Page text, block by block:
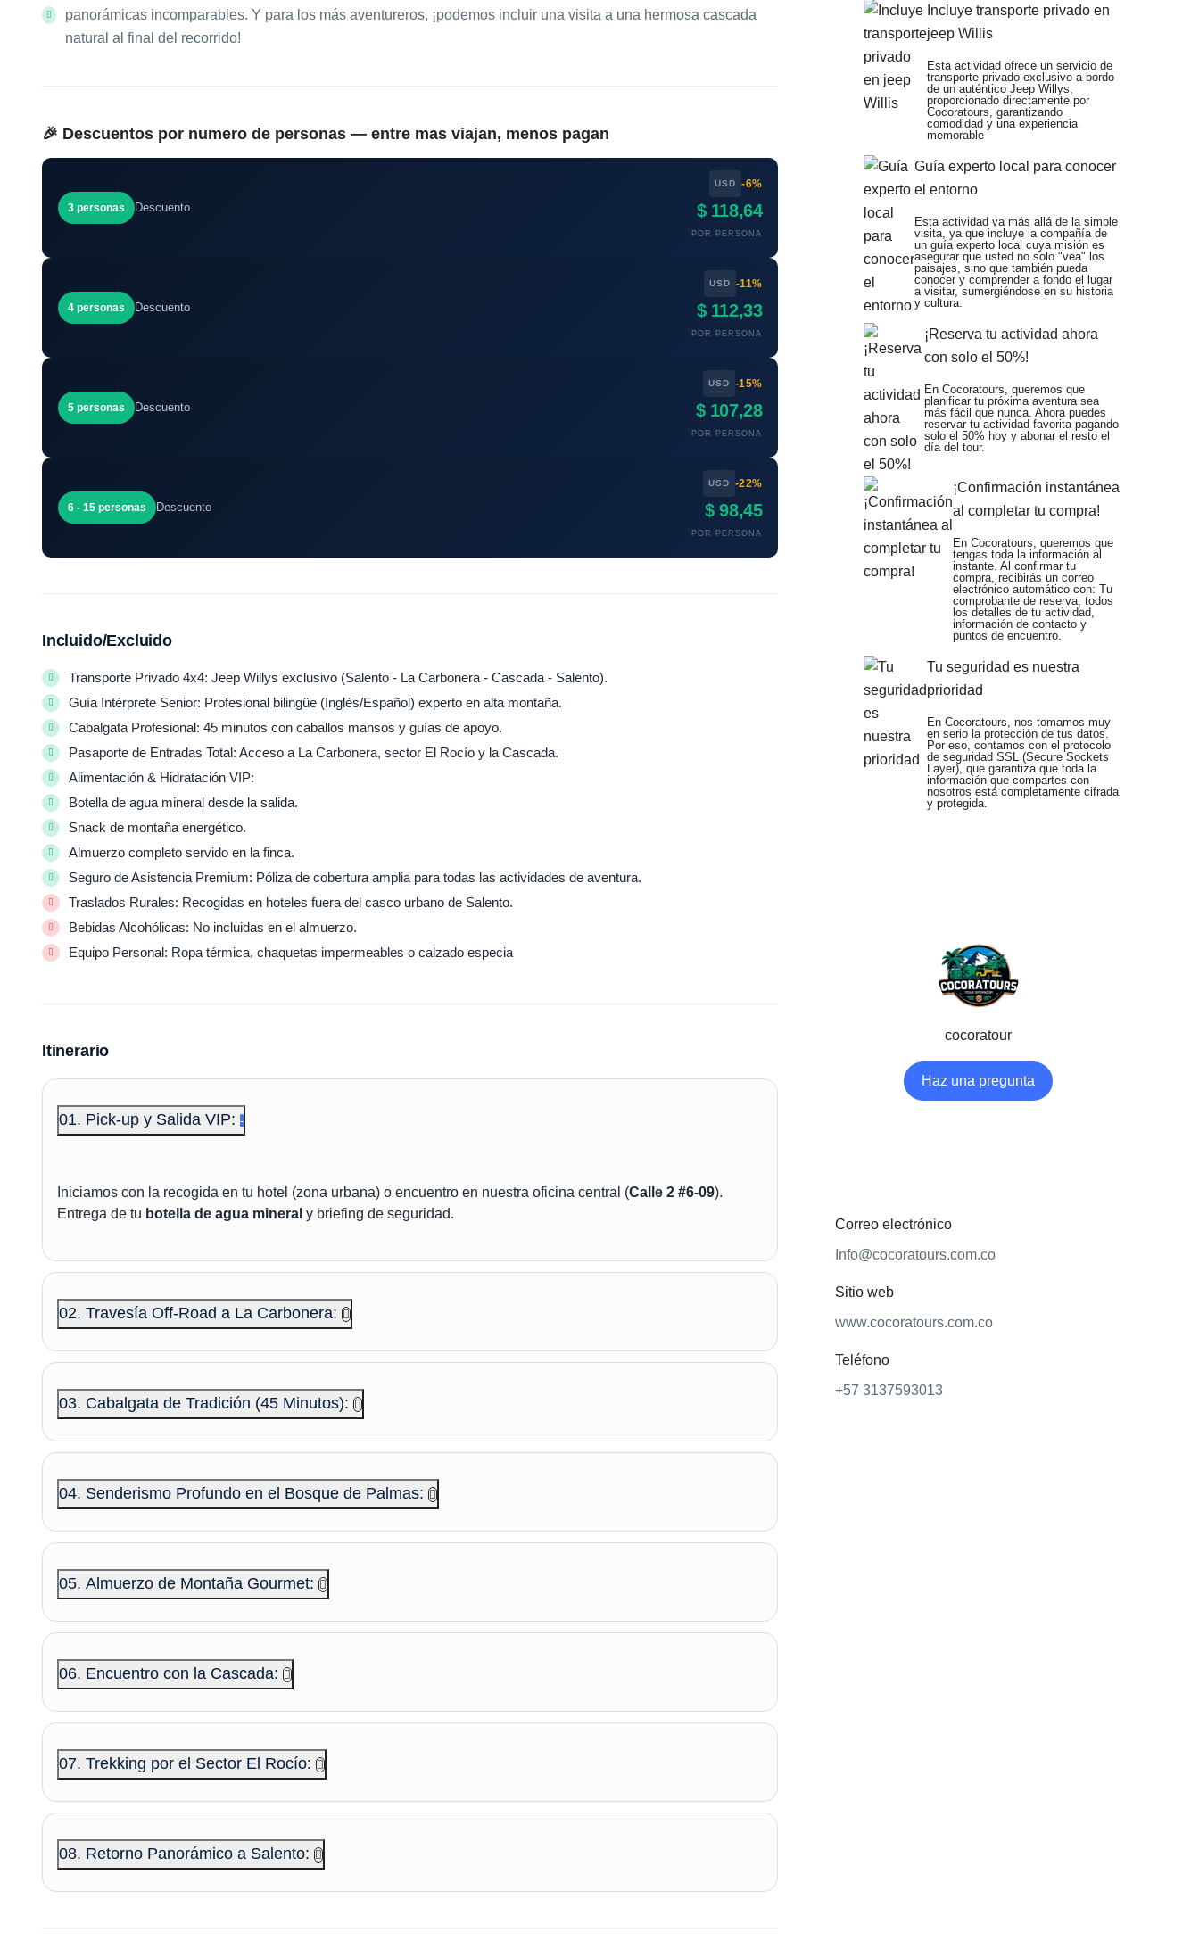
panorámicas incomparables. Y para los más aventureros, ¡podemos incluir una visita a una hermosa cascada
natural al final del recorrido!
🎉 Descuentos por numero de personas — entre mas viajan, menos pagan
3 personas Descuento
USD -6%
$ 118,64
POR PERSONA
4 personas Descuento
USD -11%
$ 112,33
POR PERSONA
5 personas Descuento
USD -15%
$ 107,28
POR PERSONA
6 - 15 personas Descuento
USD -22%
$ 98,45
POR PERSONA
Incluido/Excluido
Transporte Privado 4x4: Jeep Willys exclusivo (Salento - La Carbonera - Cascada - Salento).
Guía Intérprete Senior: Profesional bilingüe (Inglés/Español) experto en alta montaña.
Cabalgata Profesional: 45 minutos con caballos mansos y guías de apoyo.
Pasaporte de Entradas Total: Acceso a La Carbonera, sector El Rocío y la Cascada.
Alimentación & Hidratación VIP:
Botella de agua mineral desde la salida.
Snack de montaña energético.
Almuerzo completo servido en la finca.
Seguro de Asistencia Premium: Póliza de cobertura amplia para todas las actividades de aventura.
Traslados Rurales: Recogidas en hoteles fuera del casco urbano de Salento.
Bebidas Alcohólicas: No incluidas en el almuerzo.
Equipo Personal: Ropa térmica, chaquetas impermeables o calzado especia
Itinerario
01. Pick-up y Salida VIP:
Iniciamos con la recogida en tu hotel (zona urbana) o encuentro en nuestra oficina central (Calle 2 #6-09).
Entrega de tu botella de agua mineral y briefing de seguridad.
02. Travesía Off-Road a La Carbonera:
03. Cabalgata de Tradición (45 Minutos):
04. Senderismo Profundo en el Bosque de Palmas:
05. Almuerzo de Montaña Gourmet:
06. Encuentro con la Cascada:
07. Trekking por el Sector El Rocío:
08. Retorno Panorámico a Salento:
Incluye transporte privado en
jeep Willis
Esta actividad ofrece un servicio de
transporte privado exclusivo a bordo
de un auténtico Jeep Willys,
proporcionado directamente por
Cocoratours, garantizando
comodidad y una experiencia
memorable
Guía experto local para conocer
el entorno
Esta actividad va más allá de la simple
visita, ya que incluye la compañía de
un guía experto local cuya misión es
asegurar que usted no solo "vea" los
paisajes, sino que también pueda
conocer y comprender a fondo el lugar
a visitar, sumergiéndose en su historia
y cultura.
¡Reserva tu actividad ahora
con solo el 50%!
En Cocoratours, queremos que
planificar tu próxima aventura sea
más fácil que nunca. Ahora puedes
reservar tu actividad favorita pagando
solo el 50% hoy y abonar el resto el
día del tour.
¡Confirmación instantánea
al completar tu compra!
En Cocoratours, queremos que
tengas toda la información al
instante. Al confirmar tu
compra, recibirás un correo
electrónico automático con: Tu
comprobante de reserva, todos
los detalles de tu actividad,
información de contacto y
puntos de encuentro.
Tu seguridad es nuestra
prioridad
En Cocoratours, nos tomamos muy
en serio la protección de tus datos.
Por eso, contamos con el protocolo
de seguridad SSL (Secure Sockets
Layer), que garantiza que toda la
información que compartes con
nosotros está completamente cifrada
y protegida.
cocoratour
Haz una pregunta
Correo electrónico
Info@cocoratours.com.co
Sitio web
www.cocoratours.com.co
Teléfono
+57 3137593013